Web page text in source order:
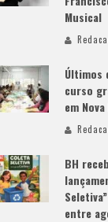
Musical
Últimos
curso
em
BH
entre